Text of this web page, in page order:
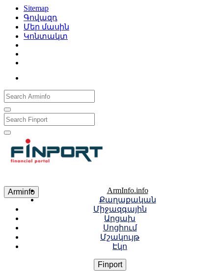
Sitemap
Գովազդ
Մեր մասին
Կոնտակտ
Arminfo
ArmInfo.info
Քաղաքական
Միջազգային
Արցախ
Սոցիում
Մշակույթ
Էկո
Finport